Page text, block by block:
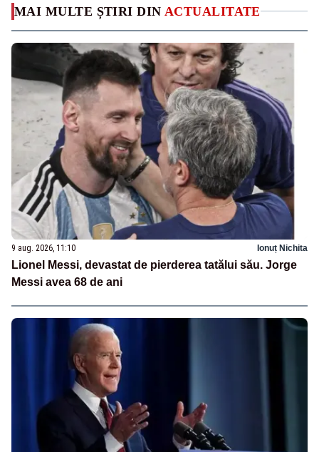
MAI MULTE ȘTIRI DIN ACTUALITATE
9 aug. 2026, 11:10 Ionuț Nichita
Lionel Messi, devastat de pierderea tatălui său. Jorge
Messi avea 68 de ani